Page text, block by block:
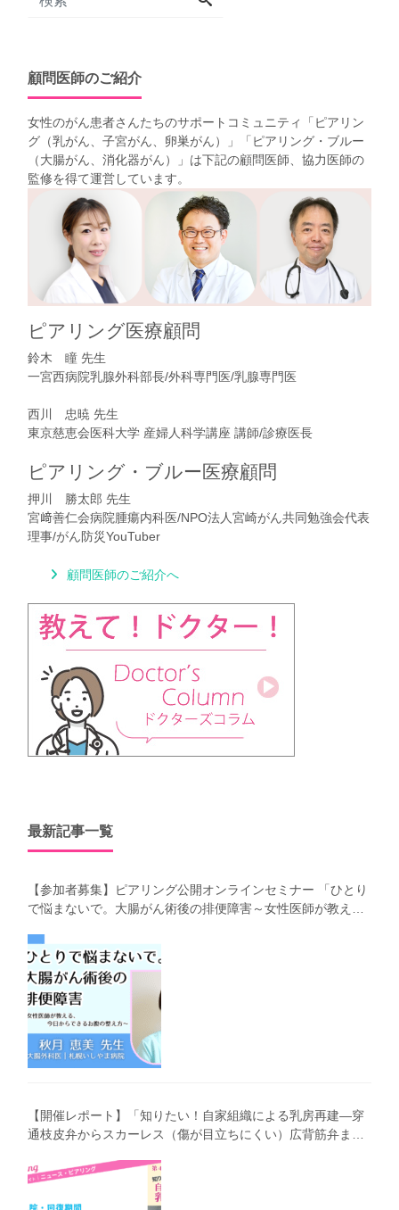
顧問医師のご紹介
女性のがん患者さんたちのサポートコミュニティ「 ピアリン
グ（乳がん、子宮がん、卵巣がん）
」「 ピアリング・ブルー
（大腸がん、消化器がん）
」は下記の顧問医師、協力医師の
監修を得て運営しています。
ピアリング医療顧問
鈴木 瞳 先生
一宮西病院乳腺外科部長/外科専門医/乳腺専門医
西川 忠暁 先生
東京慈恵会医科大学 産婦人科学講座 講師/診療医長
ピアリング・ブルー医療顧問
押川 勝太郎 先生
宮﨑善仁会病院腫瘍内科医/NPO法人宮崎がん共同勉強会代表
理事/がん防災YouTuber
顧問医師のご紹介へ
最新記事一覧
【参加者募集】ピアリング公開オンラインセミナー 「ひとり
で悩まないで。大腸がん術後の排便障害～女性医師が教え
【開催レポート】「知りたい！自家組織による乳房再建―穿
通枝皮弁からスカーレス（傷が目立ちにくい）広背筋弁まで